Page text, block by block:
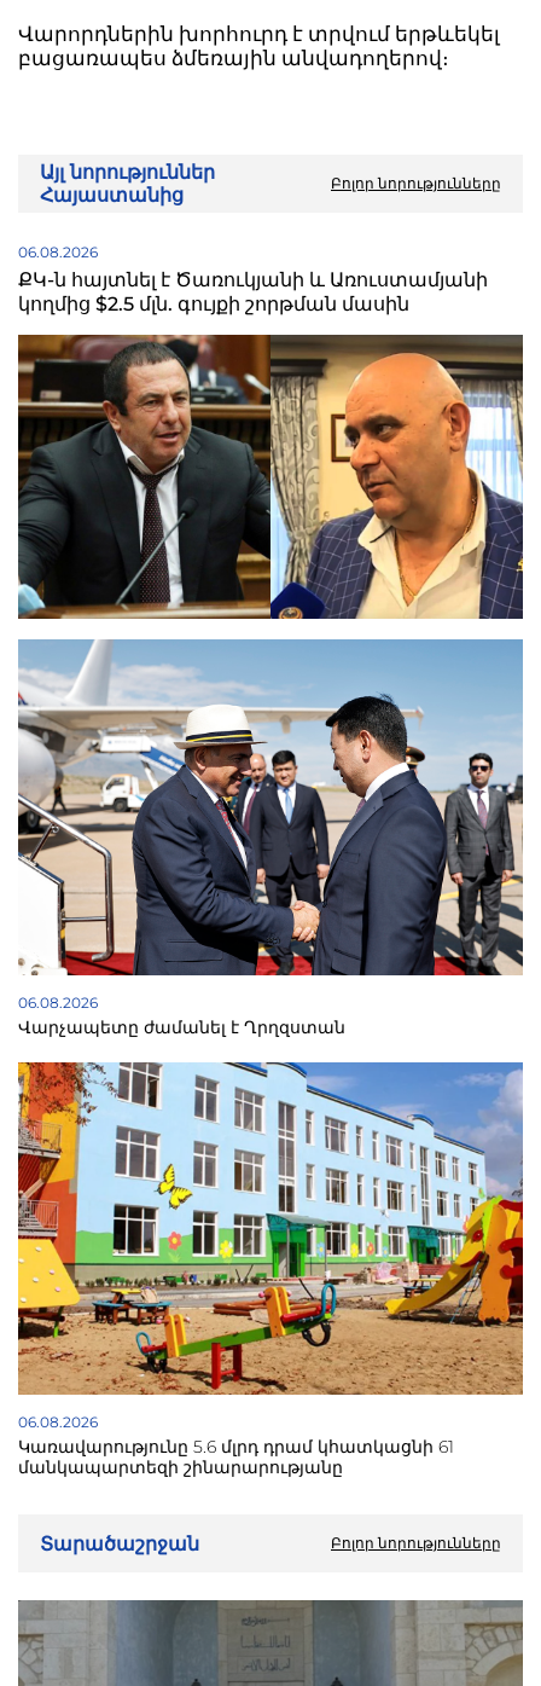
Վարորդներին խորհուրդ է տրվում երթևեկել
բացառապես ձմեռային անվադողերով։
Այլ նորություններ
Հայաստանից
Բոլոր նորությունները
06.08.2026
ՔԿ-ն հայտնել է Ծառուկյանի և Առուստամյանի
կողմից $2.5 մլն. գույքի շորթման մասին
06.08.2026
Վարչապետը ժամանել է Ղրղզստան
06.08.2026
Կառավարությունը 5.6 մլրդ դրամ կհատկացնի 61
մանկապարտեզի շինարարությանը
Տարածաշրջան Բոլոր նորությունները